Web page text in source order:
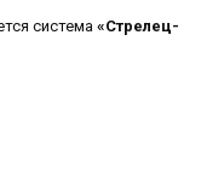
система «Стрелец-